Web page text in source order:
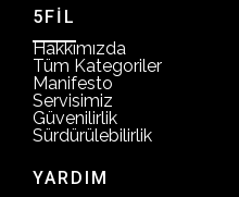
5FİL
Hakkımızda
Tüm Kategoriler
Manifesto
Servisimiz
Güvenilirlik
Sürdürülebilirlik
YARDIM